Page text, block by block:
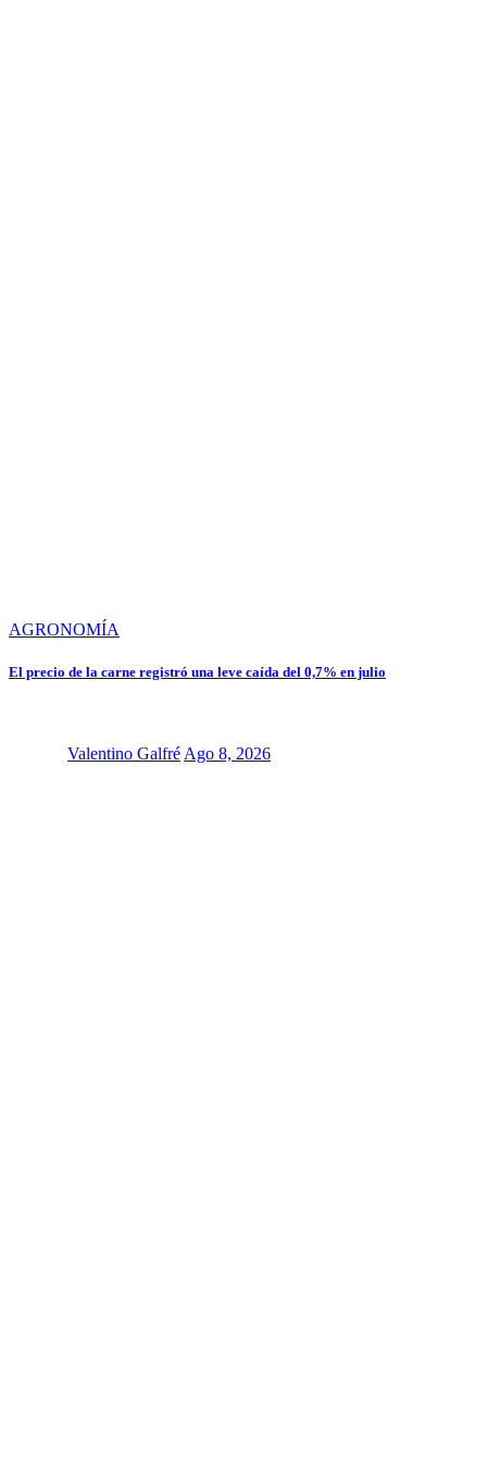
AGRONOMÍA
El precio de la carne registró una leve caída del 0,7% en julio
Valentino Galfré Ago 8, 2026